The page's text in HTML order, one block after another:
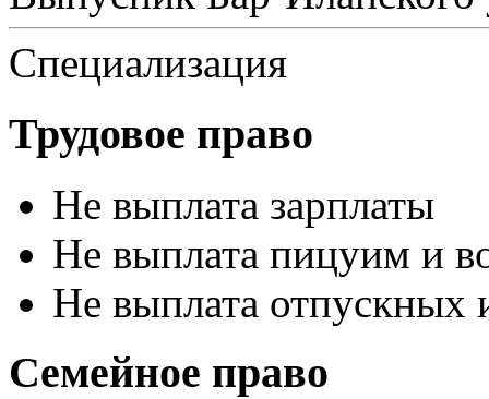
Специализация
Трудовое право
Не выплата зарплаты
Не выплата пицуим и
Не выплата отпускных
Семейное право